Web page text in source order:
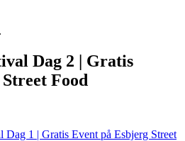
Dag 2 | Gratis
Food
Dag 1 | Gratis Event på Esbjerg Street